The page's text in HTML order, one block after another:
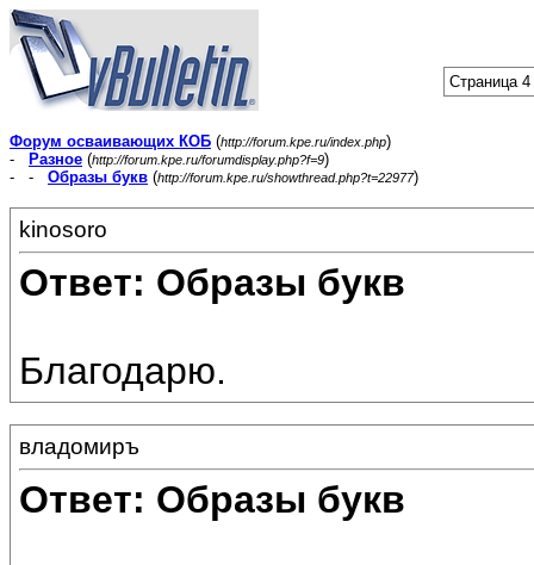
Страница 4
Форум осваивающих КОБ (http://forum.kpe.ru/index.php)
-
Разное (http://forum.kpe.ru/forumdisplay.php?f=9)
- - Образы букв (http://forum.kpe.ru/showthread.php?t=22977)
kinosoro
Ответ: Образы букв
Благодарю.
владомиръ
Ответ: Образы букв